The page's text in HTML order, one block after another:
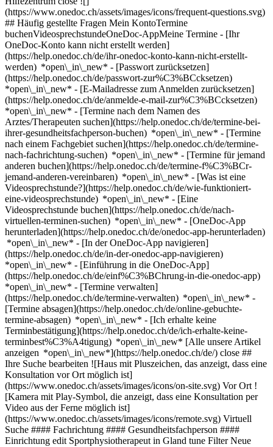
(https://www.onedoc.ch/assets/images/icons/frequent-questions.svg)
## Häufig gestellte Fragen Mein KontoTermine
buchenVideosprechstundeOneDoc-AppMeine Termine - [Ihr
OneDoc-Konto kann nicht erstellt werden]
(https://help.onedoc.ch/de/ihr-onedoc-konto-kann-nicht-erstellt-
werden) *open\_in\_new* - [Passwort zurücksetzen]
(https://help.onedoc.ch/de/passwort-zur%C3%BCcksetzen)
*open\_in\_new* - [E-Mailadresse zum Anmelden zurücksetzen]
(https://help.onedoc.ch/de/anmelde-e-mail-zur%C3%BCcksetzen)
*open\_in\_new* - [Termine nach dem Namen des
Arztes/Therapeuten suchen](https://help.onedoc.ch/de/termine-bei-
ihrer-gesundheitsfachperson-buchen) *open\_in\_new* - [Termine
nach einem Fachgebiet suchen](https://help.onedoc.ch/de/termine-
nach-fachrichtung-suchen) *open\_in\_new* - [Termine für jemand
anderen buchen](https://help.onedoc.ch/de/termine-f%C3%BCr-
jemand-anderen-vereinbaren) *open\_in\_new* - [Was ist eine
Videosprechstunde?](https://help.onedoc.ch/de/wie-funktioniert-
eine-videosprechstunde) *open\_in\_new* - [Eine
Videosprechstunde buchen](https://help.onedoc.ch/de/nach-
virtuellen-terminen-suchen) *open\_in\_new* - [OneDoc-App
herunterladen](https://help.onedoc.ch/de/onedoc-app-herunterladen)
*open\_in\_new* - [In der OneDoc-App navigieren]
(https://help.onedoc.ch/de/in-der-onedoc-app-navigieren)
*open\_in\_new* - [Einführung in die OneDoc-App]
(https://help.onedoc.ch/de/einf%C3%BChrung-in-die-onedoc-app)
*open\_in\_new* - [Termine verwalten](https://help.onedoc.ch/de/termine-verwalten) *open\_in\_new* - [Termine absagen](https://help.onedoc.ch/de/online-gebuchte-termine-absagen) *open\_in\_new* - [Ich erhalte keine Terminbestätigung](https://help.onedoc.ch/de/ich-erhalte-keine-terminbest%C3%A4tigung) *open\_in\_new* [Alle unsere Artikel anzeigen *open\_in\_new*](https://help.onedoc.ch/de/) close ## Ihre Suche bearbeiten ![Haus mit Pluszeichen, das anzeigt, dass eine Konsultation vor Ort möglich ist](https://www.onedoc.ch/assets/images/icons/on-site.svg) Vor Ort ![Kamera mit Play-Symbol, die anzeigt, dass eine Konsultation per Video aus der Ferne möglich ist](https://www.onedoc.ch/assets/images/icons/remote.svg) Virtuell Suche #### Fachrichtung #### Gesundheitsfachperson #### Einrichtung edit Sportphysiotherapeut in Gland tune Filter Neue Patienten*keyboard\_arrow\_down* - Zugelassen*check\_circle* Gesprochene Sprachen*keyboard\_arrow\_down* - Bulgarisch*check\_circle* - Deutsch*check\_circle* - Englisch*check\_circle* - Französisch*check\_circle* - Italienisch*check\_circle* - Portugiesisch*check\_circle* - Rumänisch*check\_circle* - Spanisch*check\_circle* - Türkisch*check\_circle* Geschlecht*keyboard\_arrow\_down* - Weiblich*check\_circle* - Männlich*check\_circle* Netzwerk*keyboard\_arrow\_down* - ASCA*check\_circle* - EMR*check\_circle* Verfügbarkeit*keyboard\_arrow\_down* - Heute*check\_circle* - In den nächsten 3 Tagen*check\_circle* - In den nächsten 7 Tagen*check\_circle* - In den nächsten 14 Tagen*check\_circle* # Sportphysiotherapie in Gland: Buchen Sie heute Ihren Termin online ## 7 Ergebnisse in Gland [![Herr Morgan Willinger, Physiotherapeut in Gland](https://assets.onedoc.ch/images/users/ea2604e41ee66e038f4a121a13e2b05b54f5e109c548e6cd91bce836ee8c73d4-small.png "Herr Morgan Willinger, Physiotherapeut in Gland")](https://www.onedoc.ch/de/physiotherapeut/gland/pcseb/morgan-willinger) ### [Herr Morgan Willinger](https://www.onedoc.ch/de/physiotherapeut/gland/pcseb/morgan-willinger) ![Abzeichen, das ein verifiziertes Profil kennzeichnet](https://www.onedoc.ch/assets/images/icons/checkmark.svg) [Physiotherapeut](https://www.onedoc.ch/de/physiotherapeut/gland), Sportphysiotherapeut [Off-Field - Centre de Physiothérapie et Physiothérapie du sport](https://www.onedoc.ch/de/physiotherapiepraxis/gland/ebao0/off-field-centre-de-physiotherapie-et-physiotherapie-du-sport) Route des Avouillons 17c 1196 Gland ![Patient mit Pluszeichen, der anzeigt, dass neue Patienten angenommen werden](https://www.onedoc.ch/assets/images/icons/new-patients.svg)Akzeptiert neue Patienten [Termin buchen](https://www.onedoc.ch/de/physiotherapeut/gland/pcseb/morgan-willinger) Expertisen:[Rehabilitationsphysiotherapie für Sportler | Erholungsphysiotherapie für Sportler](https://www.onedoc.ch/de/rehabilitationsphysiotherapie-fur-sportler-erholungsphysiotherapie-fur-sportler/gland), [Triggerpunkttherapie](https://www.onedoc.ch/de/triggerpunkttherapie/gland), [Arthrose](https://www.onedoc.ch/de/arthrose/gland), [Haltungsanalyse](https://www.onedoc.ch/de/haltungsanalyse/gland), [Rehabilitation des Bewegungsapparates | Muskuloskelettale Rehabilitation](https://www.onedoc.ch/de/rehabilitation-des-bewegungsapparates-muskuloskelettale-rehabilitation/gland)Mehr anzeigen *chevron\_left* Mo. 03 Aug. *chevron\_right* Mehr Termine anzeigen *error\_outline* Beim Laden der Verfügbarkeiten ist ein Fehler aufgetreten [Erneut versuchen](https://www.onedoc.ch) Expertisen:[Rehabilitationsphysiotherapie für Sportler | Erholungsphysiotherapie für Sportler](https://www.onedoc.ch/de/rehabilitationsphysiotherapie-fur-sportler-erholungsphysiotherapie-fur-sportler/gland), [Triggerpunkttherapie](https://www.onedoc.ch/de/triggerpunkttherapie/gland), [Arthrose](https://www.onedoc.ch/de/arthrose/gland), [Haltungsanalyse](https://www.onedoc.ch/de/haltungsanalyse/gland), [Rehabilitation des Bewegungsapparates | Muskuloskelettale Rehabilitation](https://www.onedoc.ch/de/rehabilitation-des-bewegungsapparates-muskuloskelettale-rehabilitation/gland)Mehr anzeigen [![Frau Muriel Gilles, Physiotherapeutin in Gland](https://assets.onedoc.ch/images/users/720ff72d20b72960ac606282c3e94cf8812be3a923214b0c2fe34d9e03e859f3-small.png "Frau Muriel Gilles, Physiotherapeutin in Gland")](https://www.onedoc.ch/de/physiotherapeutin/gland/pc16l/muriel-gilles) ### [Frau Muriel Gilles](https://www.onedoc.ch/de/physiotherapeutin/gland/pc16l/muriel-gilles) ![Abzeichen, das ein verifiziertes Profil kennzeichnet](https://www.onedoc.ch/assets/images/icons/checkmark.svg) [Physiotherapeutin](https://www.onedoc.ch/de/physiotherapeut/gland), Sportphysiotherapeutin [PHYSIO Mont-Blanc](https://www.onedoc.ch/de/gruppenpraxis/gland/e908/physio-mont-blanc) Avenue du Mont-Blanc 24A 1196 Gland ![Patient mit Pluszeichen, der anzeigt, dass neue Patienten angenommen werden](https://www.onedoc.ch/assets/images/icons/new-patients.svg)Akzeptiert neue Patienten [Termin buchen](https://www.onedoc.ch/de/physiotherapeutin/gland/pc16l/muriel-gilles) Expertisen:[Beckenbodenrehabilitation | Postpartale Rehabilitation | Urogenitale Rehabilitation](https://www.onedoc.ch/de/beckenbodenrehabilitation-postpartale-rehabilitation-urogenitale-rehabilitation/gland), [Schwangerschaftsvorsorge | Schwangerschaftsuntersuchung](https://www.onedoc.ch/de/schwangerschaftsvorsorge-schwangerschaftsuntersuchung/gland), [Schwangerschafts Physiotherapie | Physiotherapie in der Schwangerschaft](https://www.onedoc.ch/de/schwangerschafts-physiotherapie-physiotherapie-in-der-schwangerschaft/gland), [Harninkontinenz | Blasenschwäche](https://www.onedoc.ch/de/harninkontinenz-blasenschwache/gland), [Rehabilitationsphysiotherapie für Sportler | Erholungsphysiotherapie für Sportler](https://www.onedoc.ch/de/rehabilitationsphysiotherapie-fur-sportler-erholungsphysiotherapie-fur-sportler/gland), [Endometriose](https://www.onedoc.ch/de/endometriose/gland), [Athletenüberwachung](https://www.onedoc.ch/de/athletenuberwachung/gland)Mehr anzeigen *chevron\_left* Mo. 03 Aug. *chevron\_right* Mehr Termine anzeigen *error\_outline* Beim Laden der Verfügbarkeiten ist ein Fehler aufgetreten [Erneut versuchen](https://www.onedoc.ch) Expertisen:[Beckenbodenrehabilitation | Postpartale Rehabilitation | Urogenitale Rehabilitation](https://www.onedoc.ch/de/beckenbodenrehabilitation-postpartale-rehabilitation-urogenitale-rehabilitation/gland), [Schwangerschaftsvorsorge | Schwangerschaftsuntersuchung](https://www.onedoc.ch/de/schwangerschaftsvorsorge-schwangerschaftsuntersuchung/gland), [Schwangerschafts Physiotherapie | Physiotherapie in der Schwangerschaft](https://www.onedoc.ch/de/schwangerschafts-physiotherapie-physiotherapie-in-der-schwangerschaft/gland), [Harninkontinenz | Blasenschwäche](https://www.onedoc.ch/de/harninkontinenz-blasenschwache/gland), [Rehabilitationsphysiotherapie für Sportler | Erholungsphysiotherapie für Sportler](https://www.onedoc.ch/de/rehabilitationsphysiotherapie-fur-sportler-erholungsphysiotherapie-fur-sportler/gland), [Endometriose](https://www.onedoc.ch/de/endometriose/gland), [Athletenüberwachung](https://www.onedoc.ch/de/athletenuberwachung/gland)Mehr anzeigen [![Frau Juliette Bidault, Physiotherapeutin in Gland](https://assets.onedoc.ch/images/users/dd05d0cab9aef3aa476ea1528dc22c947178facde40d4ee48f860ccbf403fc5f-small.jpg "Frau Juliette Bidault, Physiotherapeutin in Gland")](https://www.onedoc.ch/de/physiotherapeutin/gland/pcyq9/juliette-bidault) ### [Frau Juliette Bidault](https://www.onedoc.ch/de/physiotherapeutin/gland/pcyq9/juliette-bidault) ![Abzeichen, das ein verifiziertes Profil kennzeichnet](https://www.onedoc.ch/assets/images/icons/checkmark.svg) [Physiotherapeutin](https://www.onedoc.ch/de/physiotherapeut/gland), Sportphysiotherapeutin [Off-Field - Centre de Physiothérapie et Physiothérapie du sport](https://www.onedoc.ch/de/physiotherapiepraxis/gland/ebao0/off-field-centre-de-physiotherapie-et-physiotherapie-du-sport) Route des Avouillons 17c 1196 Gland ![Patient mit Pluszeichen, der anzeigt, dass neue Patienten angenommen werden](https://www.onedoc.ch/assets/images/icons/new-patients.svg)Akzeptiert neue Patienten [Termin buchen](https://www.onedoc.ch/de/physiotherapeutin/gland/pcyq9/juliette-bidault) Expertisen:[Athletenüberwachung](https://www.onedoc.ch/de/athletenuberwachung/gland), [Manuelle Therapie](https://www.onedoc.ch/de/manuelle-therapie/gland), [Laufanalyse | Ganganalyse](https://www.onedoc.ch/de/laufanalyse-ganganalyse/gland), [Kreuzbandriss | Kreuzbandruptur](https://www.onedoc.ch/de/kreuzbandriss-kreuzbandruptur/gland)Mehr anzeigen *chevron\_left* Mo. 03 Aug. *chevron\_right* Mehr Termine anzeigen *error\_outline* Beim Laden der Verfügbarkeiten ist ein Fehler aufgetreten [Erneut versuchen](https://www.onedoc.ch) Expertisen:[Athletenüberwachung](https://www.onedoc.ch/de/athletenuberwachung/gland), [Manuelle Therapie](https://www.onedoc.ch/de/manuelle-therapie/gland), [Laufanalyse | Ganganalyse](https://www.onedoc.ch/de/laufanalyse-ganganalyse/gland), [Kreuzbandriss | Kreuzbandruptur](https://www.onedoc.ch/de/kreuzbandriss-kreuzbandruptur/gland)Mehr anzeigen [![Herr Kim Schifferli, Physiotherapeut in Gland](https://assets.onedoc.ch/images/users/9355a2383e6afa4708adbb45761f8d9130fa136fabe773d1f6ca796c2e69bd27-small.jpg "Herr Kim Schifferli, Physiotherapeut in Gland")](https://www.onedoc.ch/de/physiotherapeut/gland/pc2zo/kim-schifferli) ### [Herr Kim Schifferli](https://www.onedoc.ch/de/physiotherapeut/gland/pc2zo/kim-schifferli) ![Abzeichen, das ein verifiziertes Profil kennzeichnet](https://www.onedoc.ch/assets/images/icons/checkmark.svg) [Physiotherapeut](https://www.onedoc.ch/de/physiotherapeut/gland), Sportphysiotherapeut [Physio Clinics - Gland](https://www.onedoc.ch/de/physiotherapiepraxis/gland/ebexh/physio-clinics-gland) Rue de la Combe 9 1196 Gland ![Patient mit Pluszeichen, der anzeigt, dass neue Patienten angenom